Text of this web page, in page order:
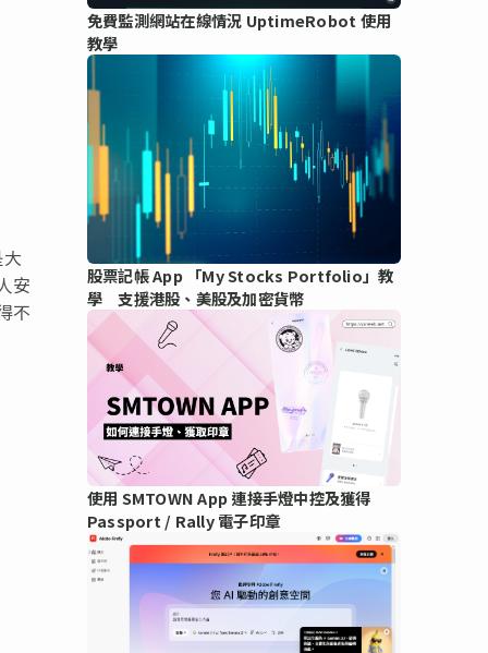
安
不
免費監測網站在線情況 UptimeRobot 使用
教學
股票記帳 App 「My Stocks Portfolio」教
學 支援港股、美股及加密貨幣
使用 SMTOWN App 連接手燈中控及獲得
Passport / Rally 電子印章